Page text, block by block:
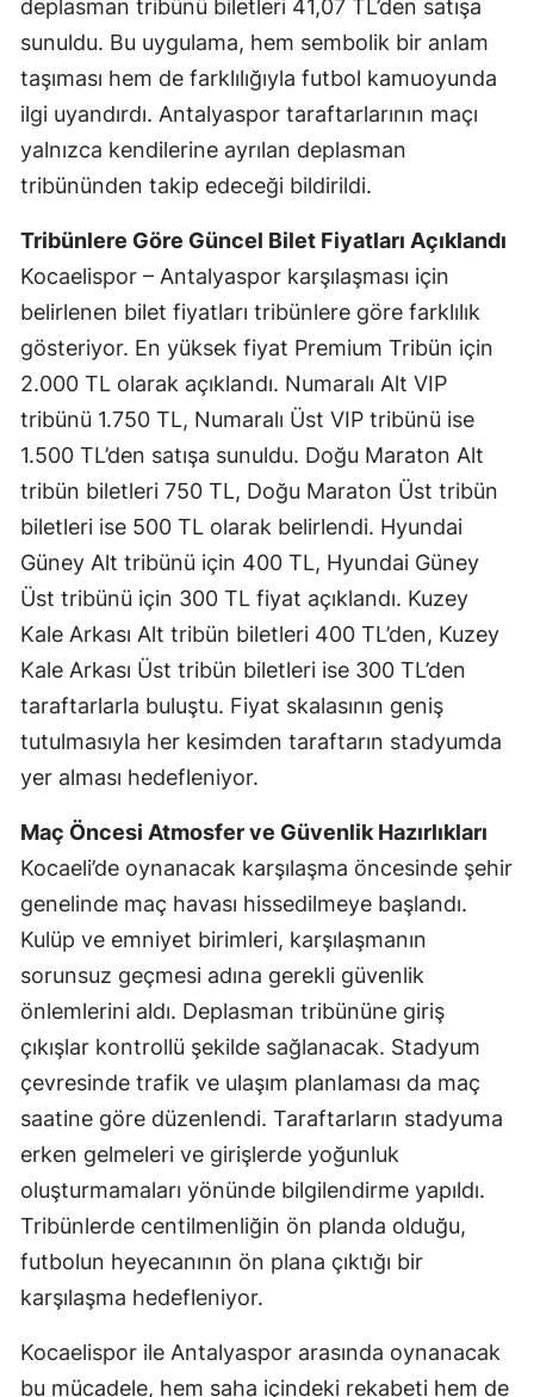
Samsun
Siirt
Sivas
Tekirdağ
Tokat
Trabzon
Tunceli
Şanlıurfa
Uşak
Van
Yozgat
Zonguldak
Aksaray
Bayburt
Kırıkkale
Batman
Şırnak
Bartın
Ardahan
Yalova
Karabük
Kilis
Osmaniye
deplasman tribünü biletleri 41,07 TL’den satışa
sunuldu. Bu uygulama, hem sembolik bir anlam
taşıması hem de farklılığıyla futbol kamuoyunda
ilgi uyandırdı. Antalyaspor taraftarlarının maçı
yalnızca kendilerine ayrılan deplasman
tribününden takip edeceği bildirildi.
Tribünlere Göre Güncel Bilet Fiyatları Açıklandı
Kocaelispor – Antalyaspor karşılaşması için
belirlenen bilet fiyatları tribünlere göre farklılık
gösteriyor. En yüksek fiyat Premium Tribün için
2.000 TL olarak açıklandı. Numaralı Alt VIP
tribünü 1.750 TL, Numaralı Üst VIP tribünü ise
1.500 TL’den satışa sunuldu. Doğu Maraton Alt
tribün biletleri 750 TL, Doğu Maraton Üst tribün
biletleri ise 500 TL olarak belirlendi. Hyundai
Güney Alt tribünü için 400 TL, Hyundai Güney
Üst tribünü için 300 TL fiyat açıklandı. Kuzey
Kale Arkası Alt tribün biletleri 400 TL’den, Kuzey
Kale Arkası Üst tribün biletleri ise 300 TL’den
taraftarlarla buluştu. Fiyat skalasının geniş
tutulmasıyla her kesimden taraftarın stadyumda
yer alması hedefleniyor.
Maç Öncesi Atmosfer ve Güvenlik Hazırlıkları
Kocaeli’de oynanacak karşılaşma öncesinde şehir
genelinde maç havası hissedilmeye başlandı.
Kulüp ve emniyet birimleri, karşılaşmanın
sorunsuz geçmesi adına gerekli güvenlik
önlemlerini aldı. Deplasman tribününe giriş
çıkışlar kontrollü şekilde sağlanacak. Stadyum
çevresinde trafik ve ulaşım planlaması da maç
saatine göre düzenlendi. Taraftarların stadyuma
erken gelmeleri ve girişlerde yoğunluk
oluşturmamaları yönünde bilgilendirme yapıldı.
Tribünlerde centilmenliğin ön planda olduğu,
futbolun heyecanının ön plana çıktığı bir
karşılaşma hedefleniyor.
Kocaelispor ile Antalyaspor arasında oynanacak
bu mücadele, hem saha içindeki rekabeti hem de